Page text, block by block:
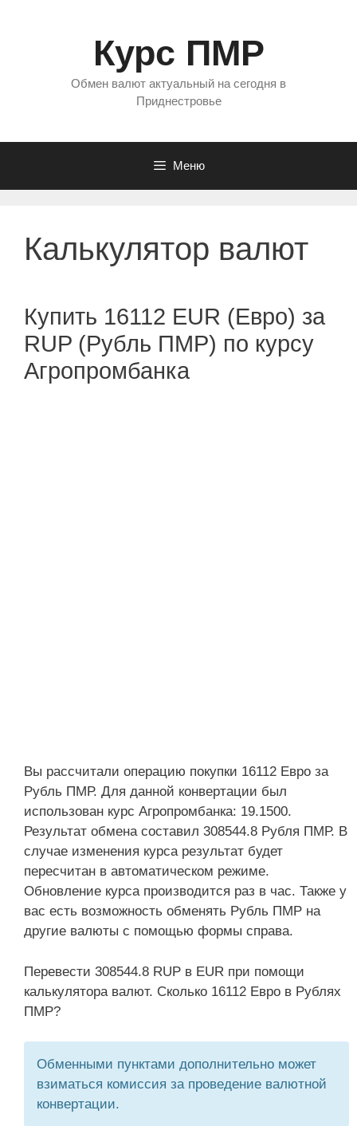
Курс ПМР
Обмен валют актуальный на сегодня в
Приднестровье
Меню
Калькулятор валют
Купить 16112 EUR (Евро) за
RUP (Рубль ПМР) по курсу
Агропромбанка
Вы рассчитали операцию покупки 16112 Евро за
Рубль ПМР. Для данной конвертации был
использован курс Агропромбанка: 19.1500.
Результат обмена составил 308544.8 Рубля ПМР. В
случае изменения курса результат будет
пересчитан в автоматическом режиме.
Обновление курса производится раз в час. Также у
вас есть возможность обменять Рубль ПМР на
другие валюты с помощью формы справа.
Перевести 308544.8 RUP в EUR при помощи
калькулятора валют. Сколько 16112 Евро в Рублях
ПМР?
Обменными пунктами дополнительно может
взиматься комиссия за проведение валютной
конвертации.